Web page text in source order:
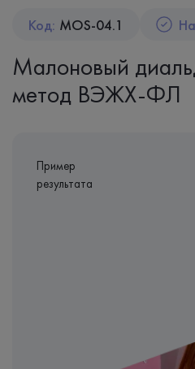
Код: MOS-04.1
Малоновый
метод ВЭЖХ-ФЛ
Пример
результата